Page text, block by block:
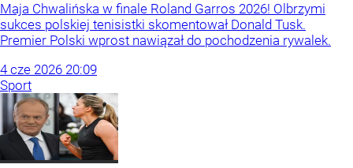
Maja Chwalińska w finale Roland Garros 2026! Olbrzymi
sukces polskiej tenisistki skomentował Donald Tusk.
Premier Polski wprost nawiązał do pochodzenia rywalek.
4 cze 2026 20:09
Sport